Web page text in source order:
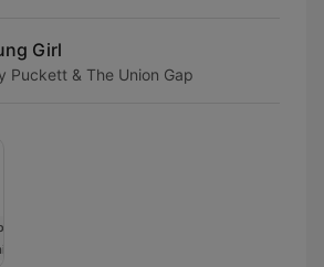
Girl
Puckett & The Union Gap
ago